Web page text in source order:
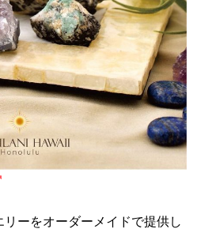
ーをオーダーメイドで提供し